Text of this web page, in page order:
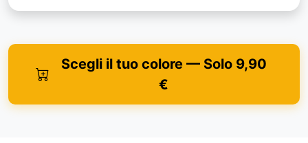
Scegli il tuo colore — Solo 9,90
€